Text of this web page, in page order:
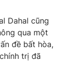
Dahal cũng
qua một
đề bất hòa,
trị đã